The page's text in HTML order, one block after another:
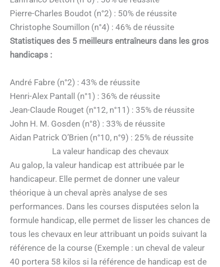
Pierre-Charles Boudot (n°2) : 50% de réussite
Christophe Soumillon (n°4) : 46% de réussite
Statistiques des 5 meilleurs entraîneurs dans les gros
handicaps :
André Fabre (n°2) : 43% de réussite
Henri-Alex Pantall (n°1) : 36% de réussite
Jean-Claude Rouget (n°12, n°11) : 35% de réussite
John H. M. Gosden (n°8) : 33% de réussite
Aidan Patrick O’Brien (n°10, n°9) : 25% de réussite
La valeur handicap des chevaux
Au galop, la valeur handicap est attribuée par le
handicapeur. Elle permet de donner une valeur
théorique à un cheval après analyse de ses
performances. Dans les courses disputées selon la
formule handicap, elle permet de lisser les chances de
tous les chevaux en leur attribuant un poids suivant la
référence de la course (Exemple : un cheval de valeur
40 portera 58 kilos si la référence de handicap est de